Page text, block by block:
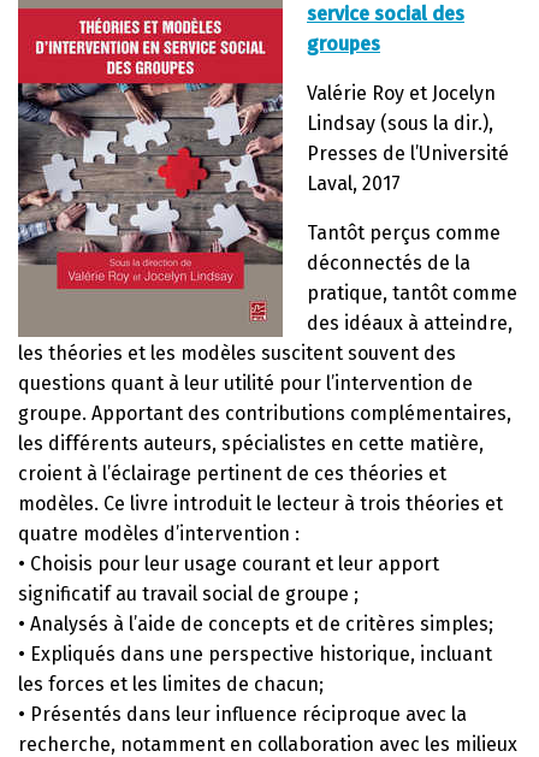
service social des
groupes
Valérie Roy et Jocelyn
Lindsay (sous la dir.),
Presses de l’Université
Laval, 2017
Tantôt perçus comme
déconnectés de la
pratique, tantôt comme
des idéaux à atteindre,
les théories et les modèles suscitent souvent des
questions quant à leur utilité pour l’intervention de
groupe. Apportant des contributions complémentaires,
les différents auteurs, spécialistes en cette matière,
croient à l’éclairage pertinent de ces théories et
modèles. Ce livre introduit le lecteur à trois théories et
quatre modèles d’intervention :
• Choisis pour leur usage courant et leur apport
significatif au travail social de groupe ;
• Analysés à l’aide de concepts et de critères simples;
• Expliqués dans une perspective historique, incluant
les forces et les limites de chacun;
• Présentés dans leur influence réciproque avec la
recherche, notamment en collaboration avec les milieux